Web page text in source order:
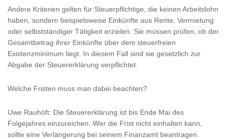
Andere Kriterien gelten für Steuerpflichtige, die keinen Arbeitslohn
haben, sondern beispielsweise Einkünfte aus Rente, Vermietung
oder selbstständiger Tätigkeit erzielen. Sie müssen prüfen, ob der
Gesamtbetrag ihrer Einkünfte über dem steuerfreien
Existenzminimum liegt. In diesem Fall sind sie gesetzlich zur
Abgabe der Steuererklärung verpflichtet.
Welche Fristen muss man dabei beachten?
Uwe Rauhöft: Die Steuererklärung ist bis Ende Mai des
Folgejahres einzureichen. Wer die Frist nicht einhalten kann,
sollte eine Verlängerung bei seinem Finanzamt beantragen.